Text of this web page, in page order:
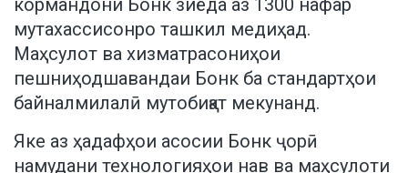
кормандони Бонк зиёда аз 1300 нафар
мутахассисонро ташкил медиҳад.
Маҳсулот ва хизматрасониҳои
пешниҳодшавандаи Бонк ба стандартҳои
байналмилалӣ мутобиқат мекунанд.
Яке аз ҳадафҳои асосии Бонк ҷорӣ
намудани технологияҳои нав ва маҳсулоти